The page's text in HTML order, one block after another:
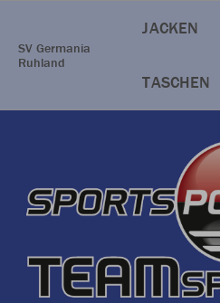
SV Germania
Ruhland
JACKEN
TASCHEN